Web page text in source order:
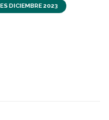
DICIEMBRE 2023